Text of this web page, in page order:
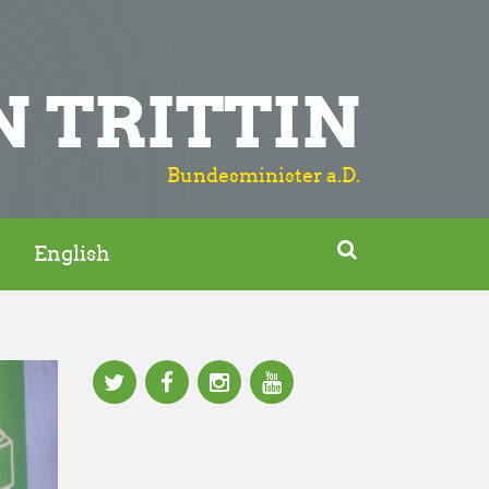
TRITTIN
Bundesminister a.D.
English 